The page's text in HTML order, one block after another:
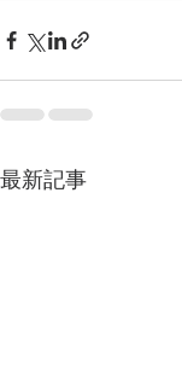
最新記事